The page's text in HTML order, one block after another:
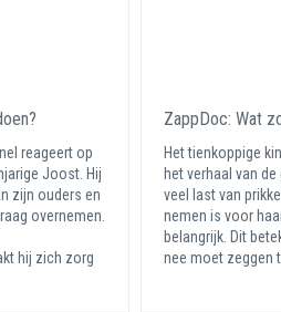
reageert op
Joost. Hij
zijn ouders en
overnemen.
hij zich zorg
ZappDoc: Wat
Het tienkoppige
het verhaal van
veel last van
nemen is voor
belangrijk. Dit
nee moet zeggen